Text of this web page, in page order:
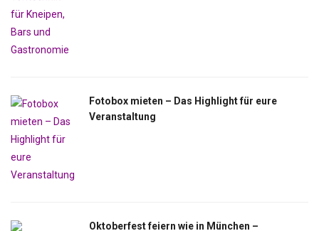
Fotobox mieten – Das Highlight für eure
Veranstaltung
Oktoberfest feiern wie in München –